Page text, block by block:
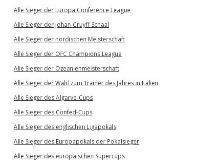
Alle Sieger der Europa Conference League
Alle Sieger der Johan-Cruyff-Schaal
Alle Sieger der nordischen Meisterschaft
Alle Sieger der OFC Champions League
Alle Sieger der Ozeanienmeisterschaft
Alle Sieger der Wahl zum Trainer des Jahres in Italien
Alle Sieger des Algarve-Cups
Alle Sieger des Confed-Cups
Alle Sieger des englischen Ligapokals
Alle Sieger des Europapokals der Pokalsieger
Alle Sieger des europäischen Supercups